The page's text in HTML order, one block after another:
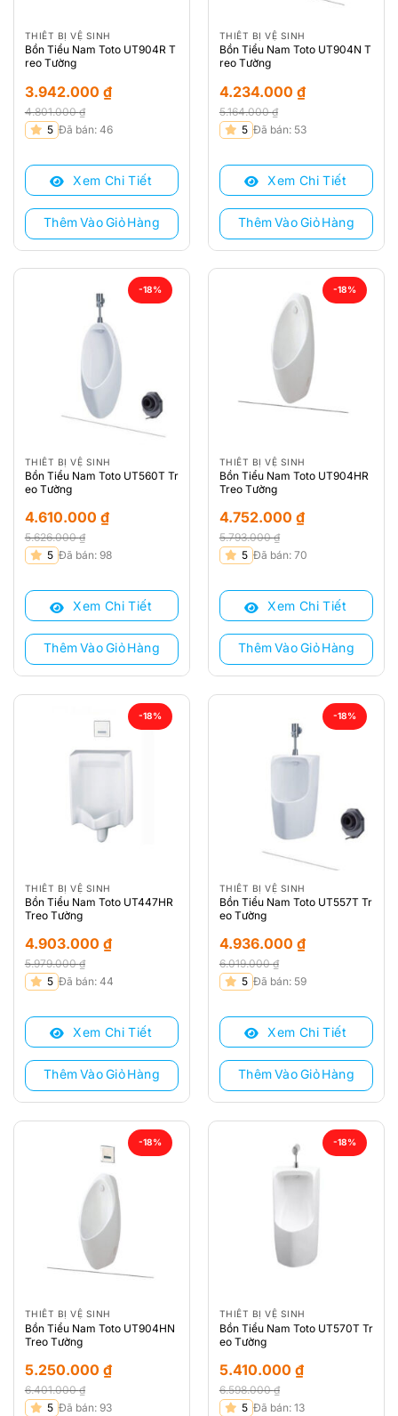
THIẾT BỊ VỆ SINH
Bồn Tiểu Nam Toto UT904R T
reo Tường
4.801.000₫
Giá
là:
4.801.000 ₫.
3.942.000 ₫
Giá
tại
3.942.000 ₫.
5 Đã bán: 46
Xem Chi Tiết
Thêm Vào Giỏ Hàng
THIẾT BỊ VỆ SINH
Bồn Tiểu Nam Toto UT904N T
reo Tường
5.164.000₫
Giá
là:
5.164.000 ₫.
4.234.000 ₫
Giá
tại
4.234.000 ₫.
5 Đã bán: 53
Xem Chi Tiết
Thêm Vào Giỏ Hàng
-18%
THIẾT BỊ VỆ SINH
Bồn Tiểu Nam Toto UT560T Tr
eo Tường
5.626.000₫
Giá
là:
5.626.000 ₫.
4.610.000 ₫
Giá
tại
4.610.000 ₫.
5 Đã bán: 98
Xem Chi Tiết
Thêm Vào Giỏ Hàng
-18%
THIẾT BỊ VỆ SINH
Bồn Tiểu Nam Toto UT904HR
Treo Tường
5.793.000₫
Giá
là:
5.793.000 ₫.
4.752.000 ₫
Giá
tại
4.752.000 ₫.
5 Đã bán: 70
Xem Chi Tiết
Thêm Vào Giỏ Hàng
-18%
THIẾT BỊ VỆ SINH
Bồn Tiểu Nam Toto UT447HR
Treo Tường
5.979.000₫
Giá
là:
5.979.000 ₫.
4.903.000 ₫
Giá
tại
4.903.000 ₫.
5 Đã bán: 44
Xem Chi Tiết
Thêm Vào Giỏ Hàng
-18%
THIẾT BỊ VỆ SINH
Bồn Tiểu Nam Toto UT557T Tr
eo Tường
6.019.000₫
Giá
là:
6.019.000 ₫.
4.936.000 ₫
Giá
tại
4.936.000 ₫.
5 Đã bán: 59
Xem Chi Tiết
Thêm Vào Giỏ Hàng
-18%
THIẾT BỊ VỆ SINH
Bồn Tiểu Nam Toto UT904HN
Treo Tường
6.401.000₫
Giá
5.250.000 ₫
Giá 5 Đã bán: 93
-18%
THIẾT BỊ VỆ SINH
Bồn Tiểu Nam Toto UT570T Tr
eo Tường
6.598.000₫
Giá
5.410.000 ₫
Giá 5 Đã bán: 13